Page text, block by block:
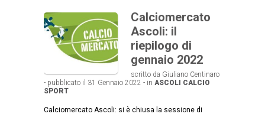
Calciomercato
Ascoli: il
riepilogo di
gennaio 2022
scritto da Giuliano Centinaro
- pubblicato il 31 Gennaio 2022 - in ASCOLI CALCIO
SPORT
Calciomercato Ascoli: si è chiusa la sessione di